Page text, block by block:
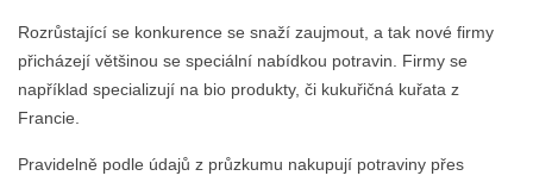
Rozrůstající se konkurence se snaží zaujmout, a tak nové firmy
přicházejí většinou se speciální nabídkou potravin. Firmy se
například specializují na bio produkty, či kukuřičná kuřata z
Francie.
Pravidelně podle údajů z průzkumu nakupují potraviny přes